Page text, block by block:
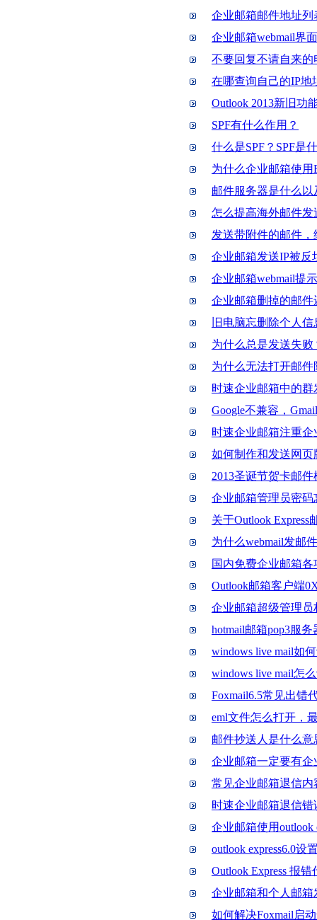
企业邮箱邮件地址
企业邮箱webmail界
不要回复不请自来
在哪查询自己的IP地
Outlook 2013新旧功
SPF有什么作用？
什么是SPF？SPF是
为什么企业邮箱使
邮件服务器是什么以
怎么提高海外邮件发
发送带附件的邮件
企业邮箱发送IP被反
企业邮箱webmail提
企业邮箱删掉的邮
旧电脑忘删除个人
为什么总是发送失
为什么无法打开邮件
时速企业邮箱中的群
Google不兼容，
时速企业邮箱注重
如何制作和发送网页
2013圣诞节贺卡邮
企业邮箱管理员密
关于Outlook
为什么webmail发邮
国内免费企业邮箱
Outlook邮箱客户端
企业邮箱超级管理员
hotmail邮箱pop3服
windows live mail如
windows live mail怎
Foxmail6.5常见出错
eml文件怎么打开，
邮件抄送人是什么意
企业邮箱一定要有
常见企业邮箱退信内
时速企业邮箱退信错
企业邮箱使用outlook
outlook express6.0设
Outlook Express 报
企业邮箱和个人邮箱
如何解决Foxmail启